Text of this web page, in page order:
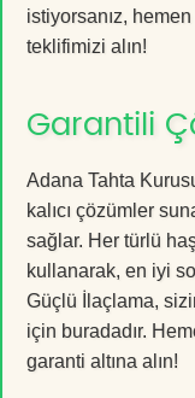
istiyorsanız,
teklifimizi alın!
Garantili
Adana Tahta
kalıcı çözümler
sağlar. Her türlü
kullanarak, en iyi
Güçlü İlaçlama,
için buradadır.
garanti altına alın!